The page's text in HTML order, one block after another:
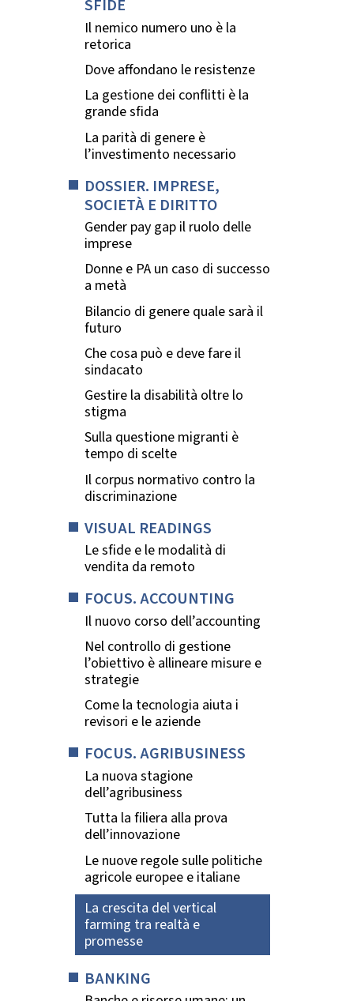
SFIDE
Il nemico numero uno è la
retorica
Dove affondano le resistenze
La gestione dei conflitti è la
grande sfida
La parità di genere è
l’investimento necessario
DOSSIER. IMPRESE,
SOCIETÀ E DIRITTO
Gender pay gap il ruolo delle
imprese
Donne e PA un caso di successo
a metà
Bilancio di genere quale sarà il
futuro
Che cosa può e deve fare il
sindacato
Gestire la disabilità oltre lo
stigma
Sulla questione migranti è
tempo di scelte
Il corpus normativo contro la
discriminazione
VISUAL READINGS
Le sfide e le modalità di
vendita da remoto
FOCUS. ACCOUNTING
Il nuovo corso dell’accounting
Nel controllo di gestione
l’obiettivo è allineare misure e
strategie
Come la tecnologia aiuta i
revisori e le aziende
FOCUS. AGRIBUSINESS
La nuova stagione
dell’agribusiness
Tutta la filiera alla prova
dell’innovazione
Le nuove regole sulle politiche
agricole europee e italiane
La crescita del vertical
farming tra realtà e
promesse
BANKING